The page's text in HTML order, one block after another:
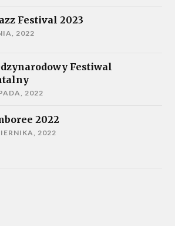
Festival 2023
2022
Festiwal
2022
2022
2022